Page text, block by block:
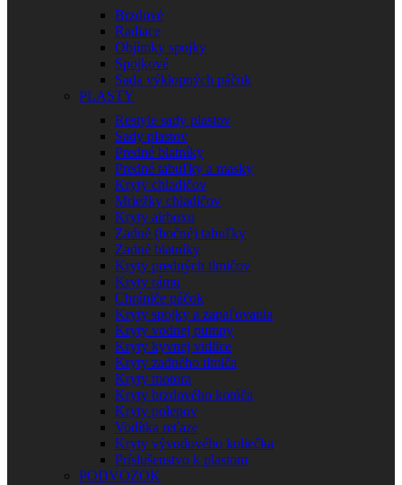
Brzdové
Radiace
Objímky spojky
Spojkové
Sada výklopných páčok
PLASTY
Restyle sady plastov
Sady plastov
Predné blatníky
Predné tabuľky a masky
Kryty chladičov
Mriežky chladičov
Kryty airboxu
Zadné (bočné) tabuľky
Zadné blatníky
Kryty predných tlmičov
Kryty rámu
Chrániče páčok
Kryty spojky a zapaľovania
Kryty vodnej pumpy
Kryty kyvnej vidlice
Kryty zadného tlmiča
Kryty motora
Kryty brzdového kotúča
Kryty polepov
Vodítka reťaze
Kryty vývodového koliečka
Príslušenstvo k plastom
PODVOZOK